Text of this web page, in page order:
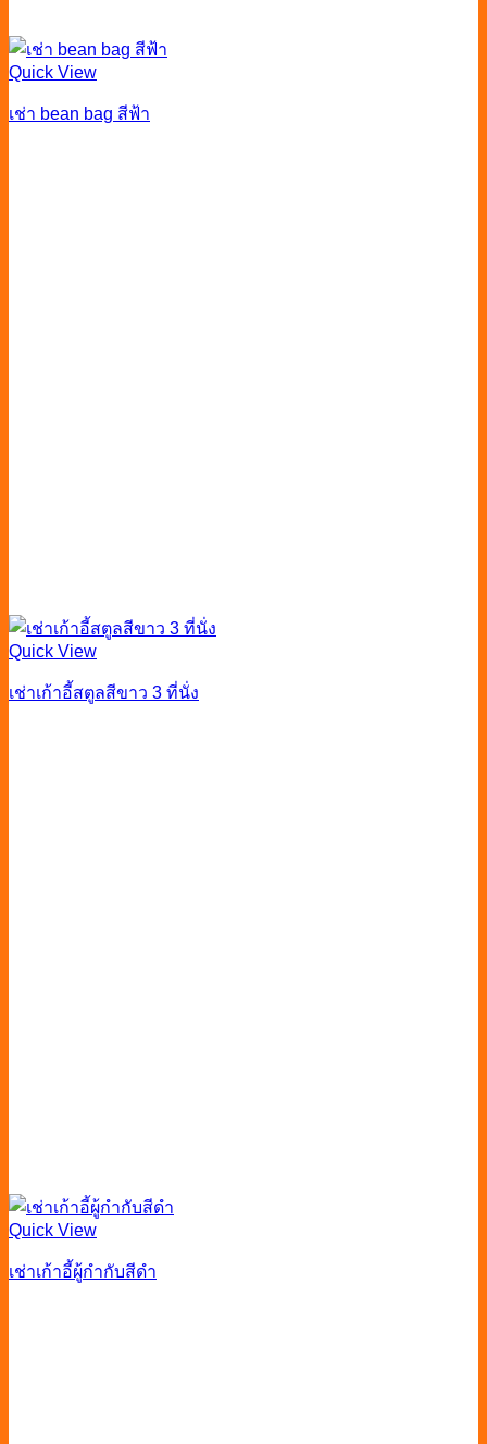
Quick View
เช่า bean bag สีฟ้า
Quick View
เช่าเก้าอี้สตูลสีขาว 3 ที่นั่ง
Quick View
เช่าเก้าอี้ผู้กํากับสีดำ